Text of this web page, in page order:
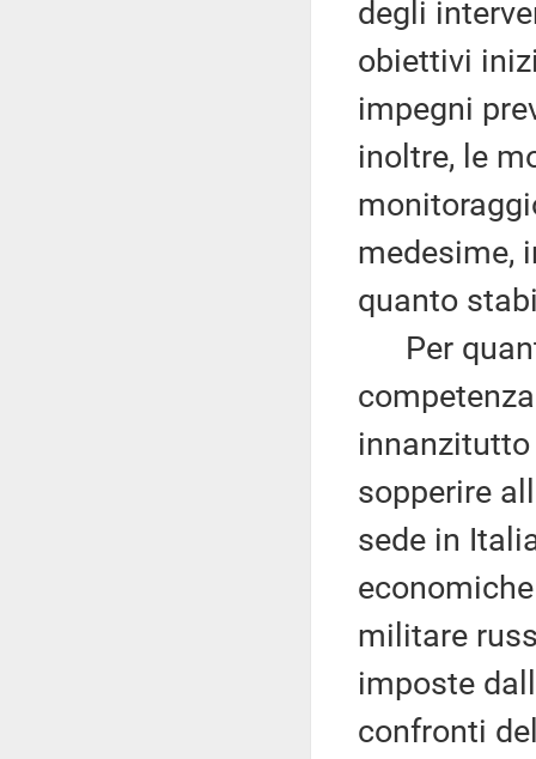
degli
obiettivi
impegni
inoltre, le
medesime,
quanto
Per
sopperire
sede in
militare
imposte
confronti